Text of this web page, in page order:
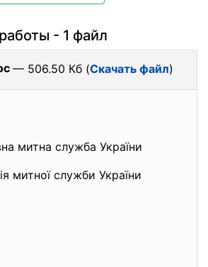
- 1 файл
— 506.50 Кб (Скачать файл)
митна служба України
митної служби України